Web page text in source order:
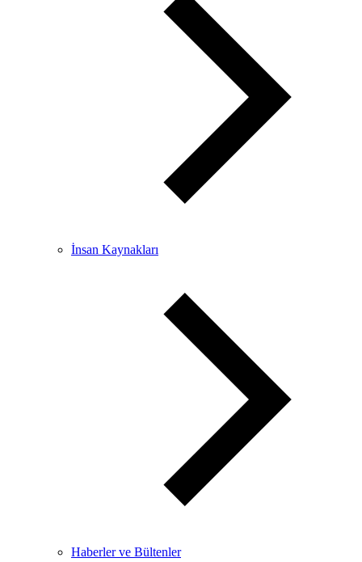
İnsan Kaynakları
Haberler ve Bültenler